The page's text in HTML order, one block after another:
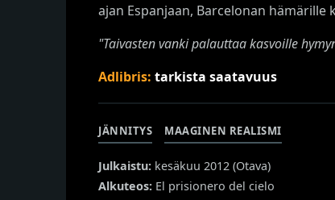
ajan Espanjaan, Barcelonan
"Taivasten vanki palauttaa kasvoille
Adlibris: tarkista saatavuus
JÄNNITYS MAAGINEN REALISMI
Julkaistu: kesäkuu 2012 (Otava)
Alkuteos: El prisionero del cielo